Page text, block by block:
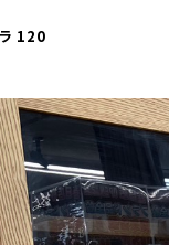
120